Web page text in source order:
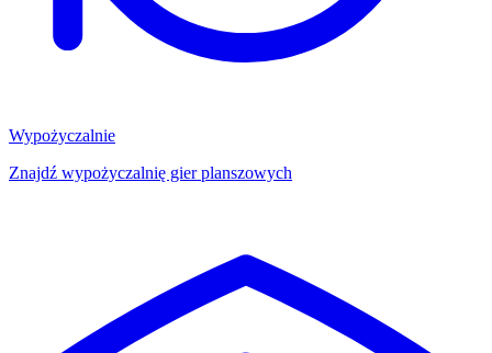
Wypożyczalnie
Znajdź wypożyczalnię gier planszowych